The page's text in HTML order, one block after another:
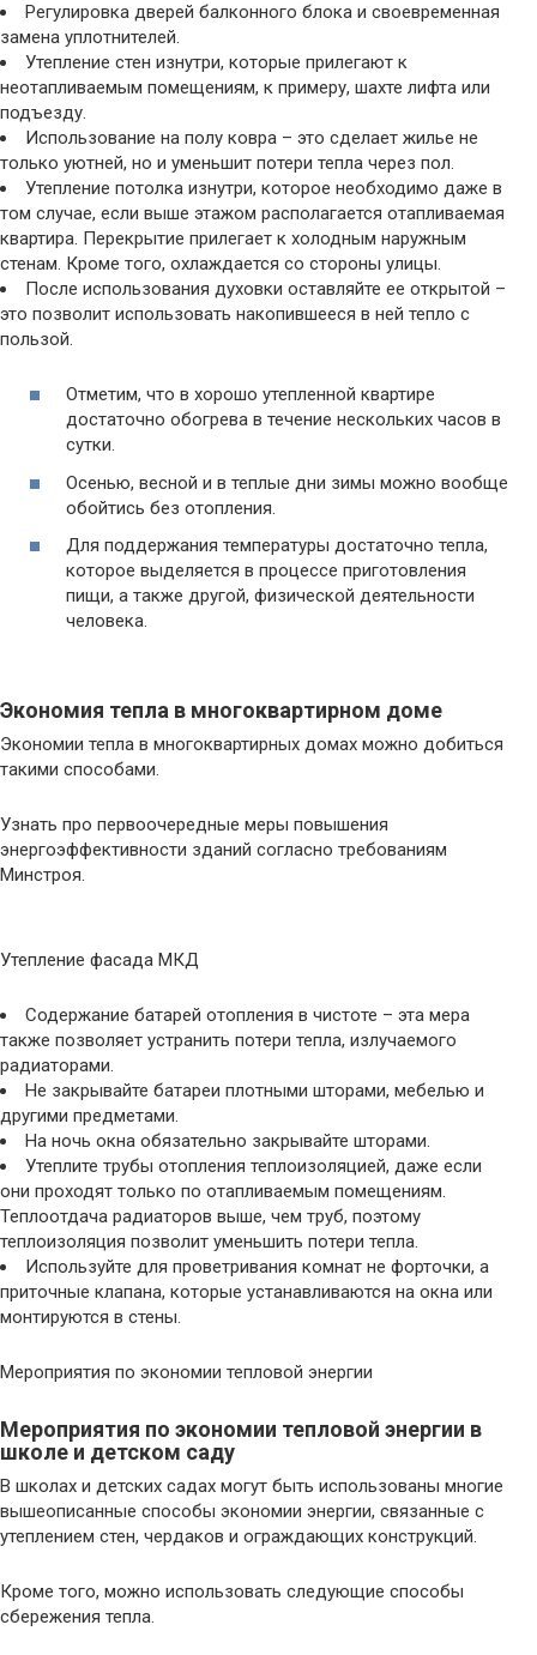
Регулировка дверей балконного блока и своевременная
замена уплотнителей.
Утепление стен изнутри, которые прилегают к
неотапливаемым помещениям, к примеру, шахте лифта или
подъезду.
Использование на полу ковра – это сделает жилье не
только уютней, но и уменьшит потери тепла через пол.
Утепление потолка изнутри, которое необходимо даже в
том случае, если выше этажом располагается отапливаемая
квартира. Перекрытие прилегает к холодным наружным
стенам. Кроме того, охлаждается со стороны улицы.
После использования духовки оставляйте ее открытой –
это позволит использовать накопившееся в ней тепло с
пользой.
Отметим, что в хорошо утепленной квартире
достаточно обогрева в течение нескольких часов в
сутки.
Осенью, весной и в теплые дни зимы можно вообще
обойтись без отопления.
Для поддержания температуры достаточно тепла,
которое выделяется в процессе приготовления
пищи, а также другой, физической деятельности
человека.
Экономия тепла в многоквартирном доме
Экономии тепла в многоквартирных домах можно добиться
такими способами.
Узнать про первоочередные меры повышения
энергоэффективности зданий согласно требованиям
Минстроя.
Утепление фасада МКД
Содержание батарей отопления в чистоте – эта мера
также позволяет устранить потери тепла, излучаемого
радиаторами.
Не закрывайте батареи плотными шторами, мебелью и
другими предметами.
На ночь окна обязательно закрывайте шторами.
Утеплите трубы отопления теплоизоляцией, даже если
они проходят только по отапливаемым помещениям.
Теплоотдача радиаторов выше, чем труб, поэтому
теплоизоляция позволит уменьшить потери тепла.
Используйте для проветривания комнат не форточки, а
приточные клапана, которые устанавливаются на окна или
монтируются в стены.
Мероприятия по экономии тепловой энергии
Мероприятия по экономии тепловой энергии в
школе и детском саду
В школах и детских садах могут быть использованы многие
вышеописанные способы экономии энергии, связанные с
утеплением стен, чердаков и ограждающих конструкций.
Кроме того, можно использовать следующие способы
сбережения тепла.